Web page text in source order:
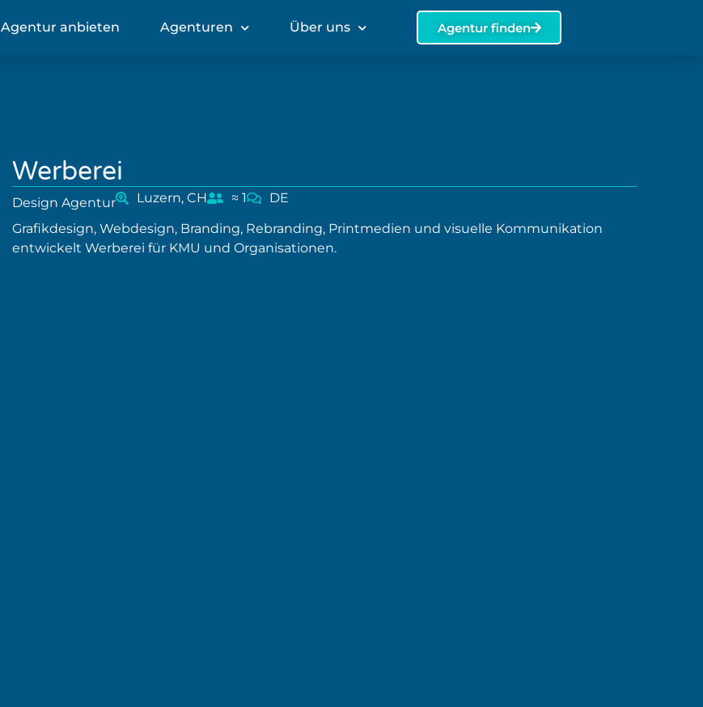
Agentur anbieten Agenturen Über uns Agentur finden
Werberei
Design Agentur Luzern, CH ≈ 1
DE
Grafikdesign, Webdesign, Branding, Rebranding, Printmedien und visuelle Kommunikation
entwickelt Werberei für KMU und Organisationen.